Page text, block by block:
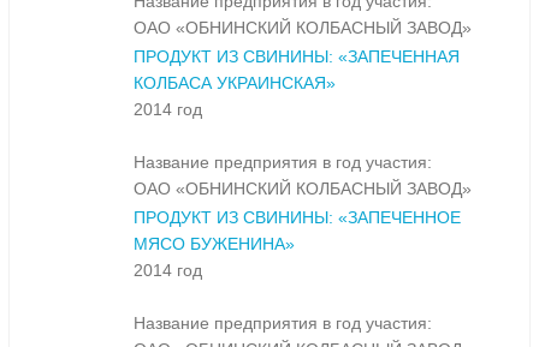
ОАО «ОБНИНСКИЙ КОЛБАСНЫЙ ЗАВОД»
ПРОДУКТ ИЗ СВИНИНЫ: «ЗАПЕЧЕННАЯ
КОЛБАСА УКРАИНСКАЯ»
2014 год
Название предприятия в год участия:
ОАО «ОБНИНСКИЙ КОЛБАСНЫЙ ЗАВОД»
ПРОДУКТ ИЗ СВИНИНЫ: «ЗАПЕЧЕННОЕ
МЯСО БУЖЕНИНА»
2014 год
Название предприятия в год участия: